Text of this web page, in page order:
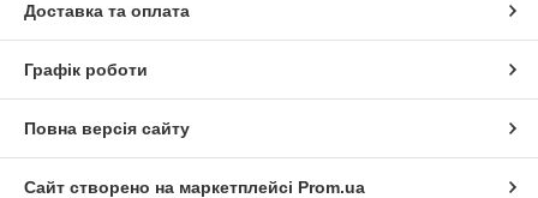
Доставка та оплата
Графік роботи
Повна версія сайту
Сайт створено на маркетплейсі Prom.ua